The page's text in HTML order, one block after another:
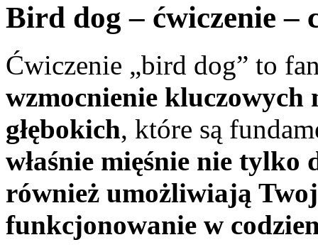
Bird dog – ćwiczenie –
Ćwiczenie „bird dog” to
wzmocnienie
głębokich, które są
właśnie mięśnie nie tylko
również umożliwiają
funkcjonowanie w